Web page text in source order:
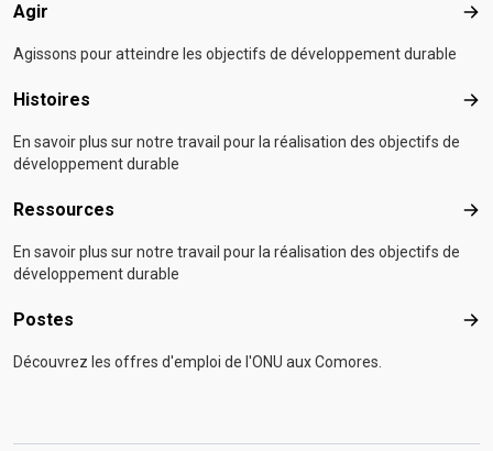
Agir Agir
Agissons pour atteindre les objectifs de développement durable
Histoires
En savoir plus sur notre travail pour la réalisation des objectifs de
développement durable
Ressources
En savoir plus sur notre travail pour la réalisation des objectifs de
développement durable
Postes
Découvrez les offres d'emploi de l'ONU aux Comores.